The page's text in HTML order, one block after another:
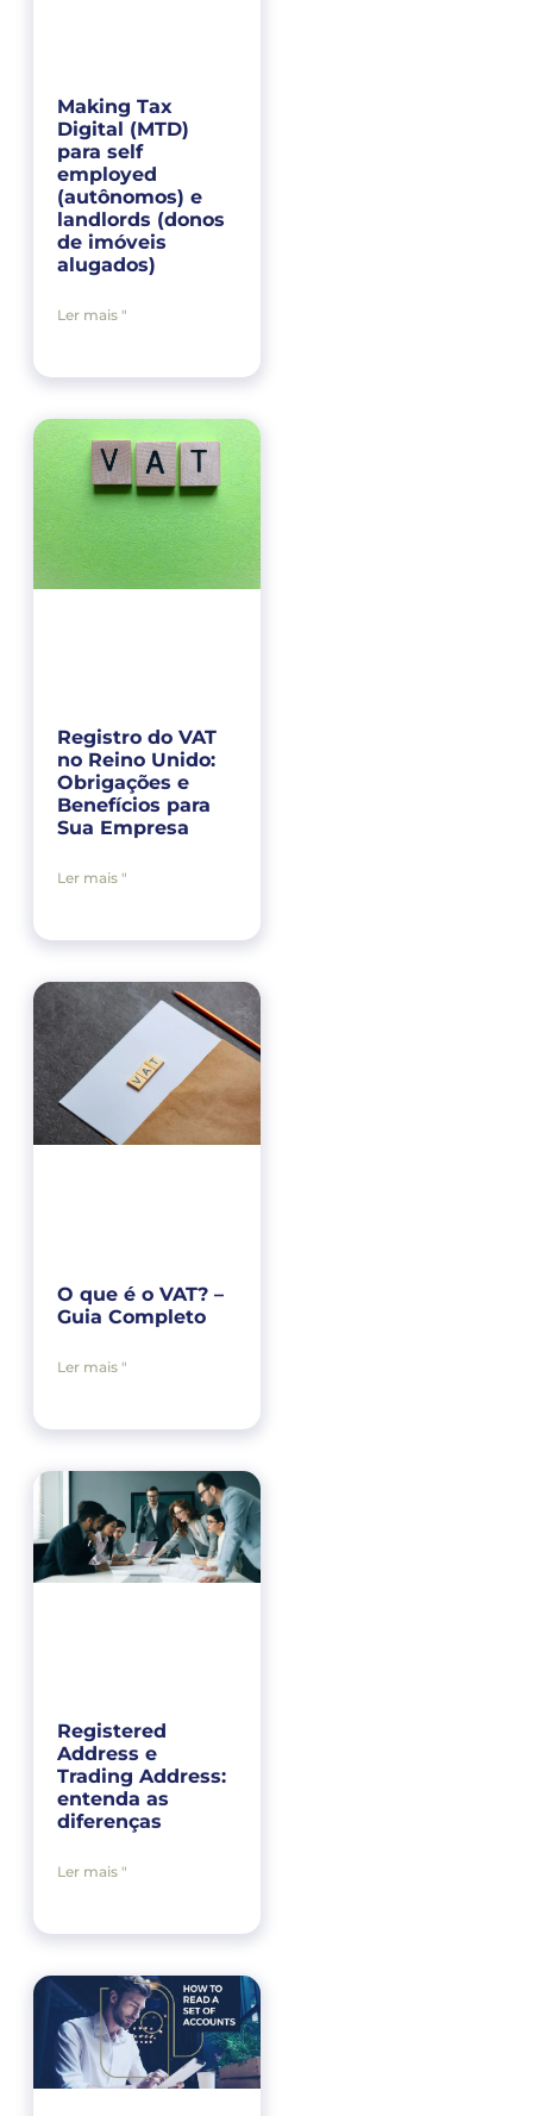
Making Tax
Digital (MTD)
para self
employed
(autônomos) e
landlords (donos
de imóveis
alugados)
Ler mais "
Registro do VAT
no Reino Unido:
Obrigações e
Benefícios para
Sua Empresa
Ler mais "
O que é o VAT? –
Guia Completo
Ler mais "
Registered
Address e
Trading Address:
entenda as
diferenças
Ler mais "